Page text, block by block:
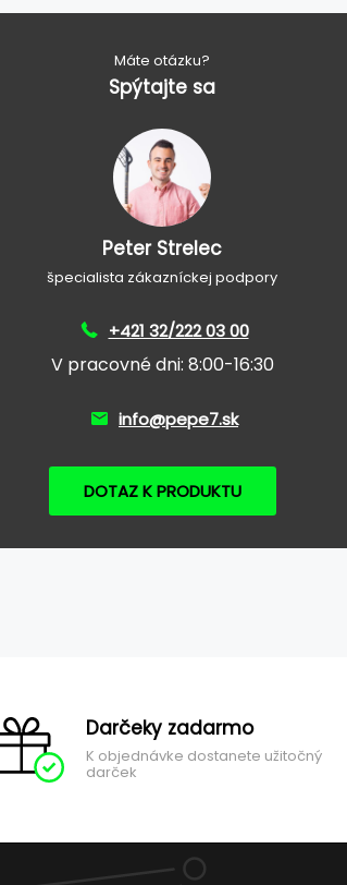
Máte otázku?
Spýtajte sa
Peter Strelec
špecialista zákazníckej podpory
+421 32/222 03 00
V pracovné dni: 8:00-16:30
info@pepe7.sk
DOTAZ K PRODUKTU
Darčeky zadarmo
K objednávke dostanete užitočný
darček